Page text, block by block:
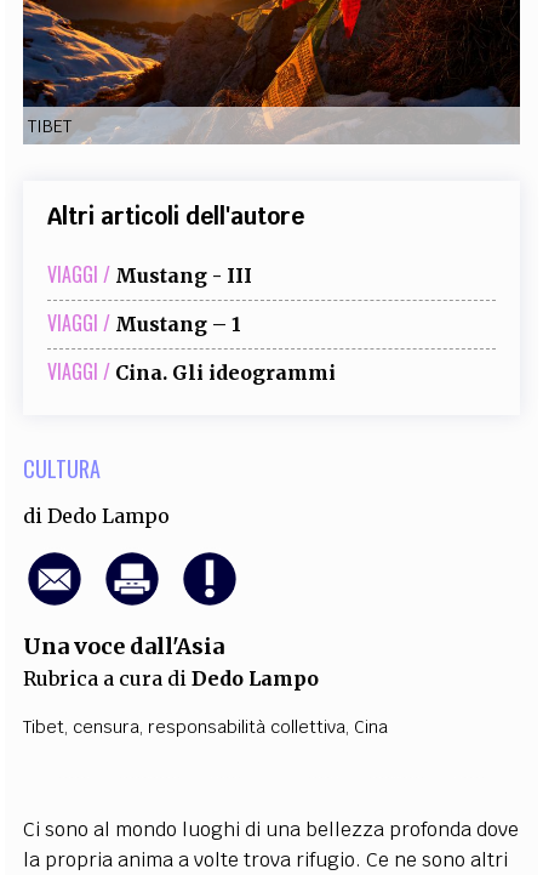
EXTRA
CODICI RUBRICHE PROCEEDINGS PUBBLICITÀ CONTATTI
SOCIAL MEDIA
TIBET
Altri articoli dell'autore
VIAGGI / Mustang - III
VIAGGI / Mustang – 1
VIAGGI / Cina. Gli ideogrammi
CULTURA
diDedo Lampo
Una voce dall'Asia
Rubrica a cura diDedo Lampo
Tibet, censura, responsabilità collettiva, Cina
Ci sono al mondo luoghi di una bellezza profonda dove
la propria anima a volte trova rifugio. Ce ne sono altri